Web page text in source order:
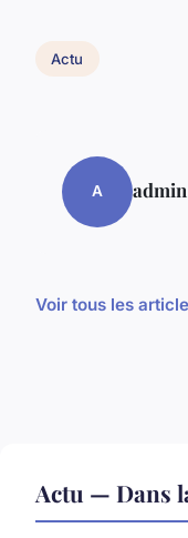
Actu
A admin
Voir tous les
Actu — Dans